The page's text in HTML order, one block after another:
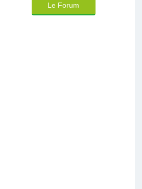
Le Forum